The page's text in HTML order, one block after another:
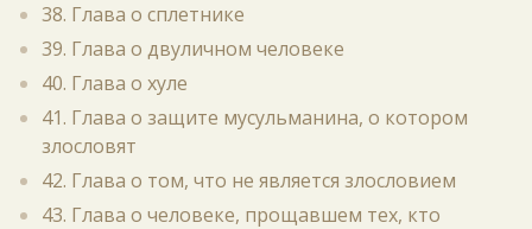
38. Глава о сплетнике
39. Глава о двуличном человеке
40. Глава о хуле
41. Глава о защите мусульманина, о котором
злословят
42. Глава о том, что не является злословием
43. Глава о человеке, прощавшем тех, кто